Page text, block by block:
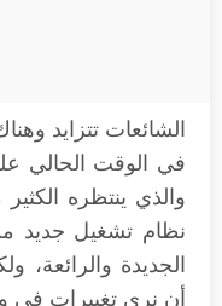
الشائعات تتزايد
والذي ينتظره
نظام تشغيل جديد
الجديدة
أن نرى تغييرات في